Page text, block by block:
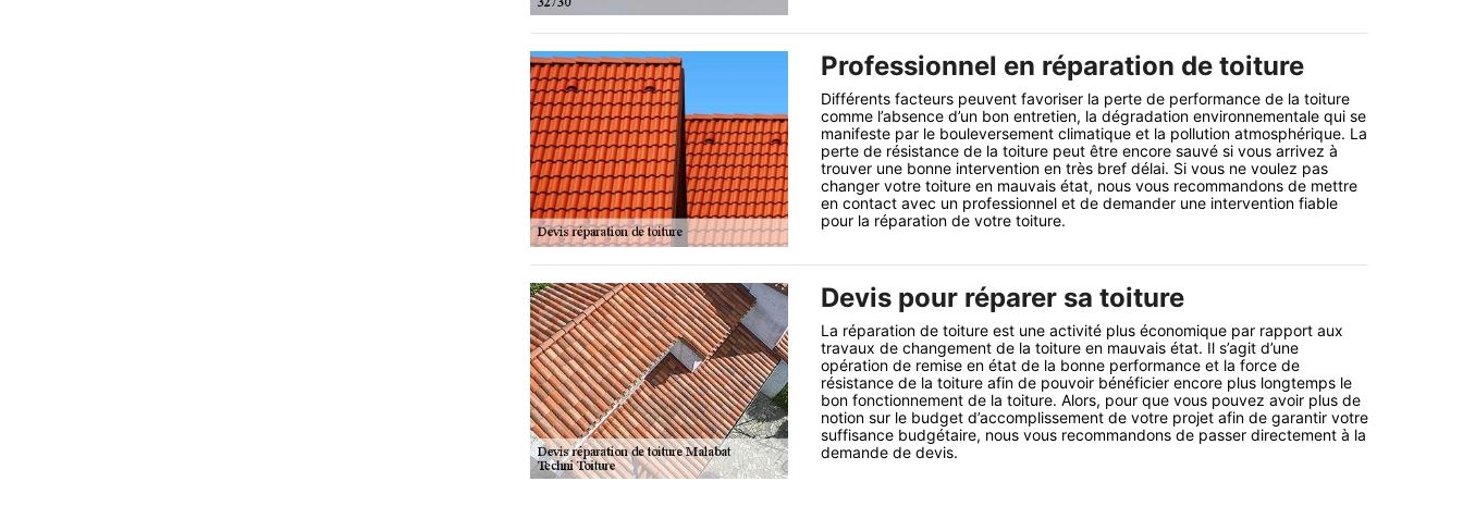
Professionnel en réparation de toiture
Différents facteurs peuvent favoriser la perte de performance de la toiture
comme l’absence d’un bon entretien, la dégradation environnementale qui se
manifeste par le bouleversement climatique et la pollution atmosphérique. La
perte de résistance de la toiture peut être encore sauvé si vous arrivez à
trouver une bonne intervention en très bref délai. Si vous ne voulez pas
changer votre toiture en mauvais état, nous vous recommandons de mettre
en contact avec un professionnel et de demander une intervention fiable
pour la réparation de votre toiture.
Devis pour réparer sa toiture
La réparation de toiture est une activité plus économique par rapport aux
travaux de changement de la toiture en mauvais état. Il s’agit d’une
opération de remise en état de la bonne performance et la force de
résistance de la toiture afin de pouvoir bénéficier encore plus longtemps le
bon fonctionnement de la toiture. Alors, pour que vous pouvez avoir plus de
notion sur le budget d’accomplissement de votre projet afin de garantir votre
suffisance budgétaire, nous vous recommandons de passer directement à la
demande de devis.